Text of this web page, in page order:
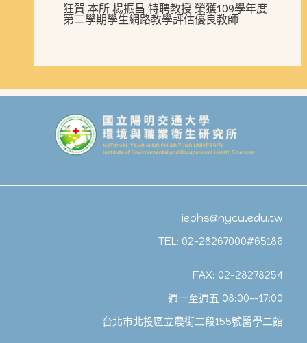
狂賀 本所 楊振昌 特聘教授 榮獲109學年度
第二學期學生網路教學評估優良教師
ieohs@nycu.edu.tw
TEL: 02-28267000#65186
FAX: 02-28278254
週一至週五 08:00--17:00
台北市北投區立農街二段155號醫學二館